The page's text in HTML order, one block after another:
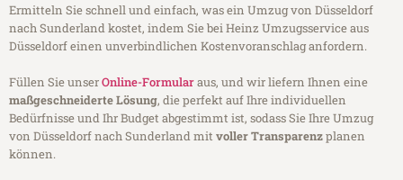
Ermitteln Sie schnell und einfach, was ein Umzug von Düsseldorf
nach Sunderland kostet, indem Sie bei Heinz Umzugsservice aus
Düsseldorf einen unverbindlichen Kostenvoranschlag anfordern.
Füllen Sie unserOnline-Formularaus, und wir liefern Ihnen eine
maßgeschneiderte Lösung, die perfekt auf Ihre individuellen
Bedürfnisse und Ihr Budget abgestimmt ist, sodass Sie Ihre Umzug
von Düsseldorf nach Sunderland mitvoller Transparenzplanen
können.